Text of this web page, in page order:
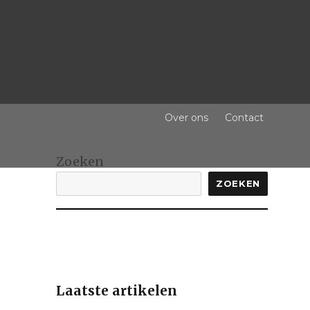
Over ons Contact
Zoeken
ZOEKEN
Laatste artikelen